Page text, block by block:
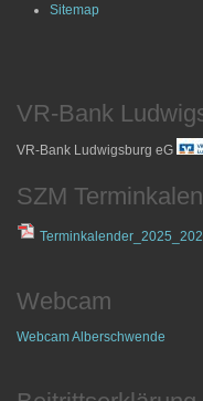
Sitemap
VR-Bank
VR-Bank Ludwigsburg eG
SZM
Webcam
Webcam Alberschwende